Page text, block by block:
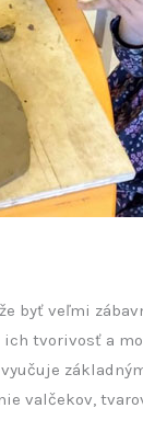
byť veľmi
tvorivosť a
valčekov,